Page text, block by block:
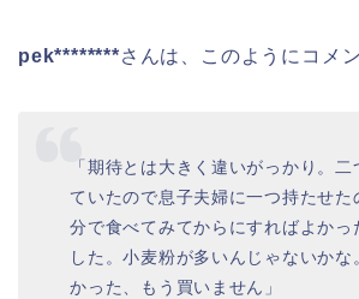
pek********さんは、このようにコメ
「期待とは大きく違いがっかり。二
ていたので息子夫婦に一つ持たせた
分で食べてみてからにすればよかっ
した。小麦粉が多いんじゃないかな
かった、もう買いません」